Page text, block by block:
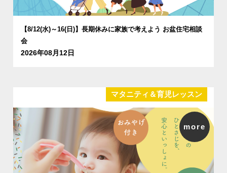
【8/12(水)～16(日)】長期休みに家族で考えよう お盆住宅相談
会
2026年08月12日
マタニティ＆育児レッスン
more